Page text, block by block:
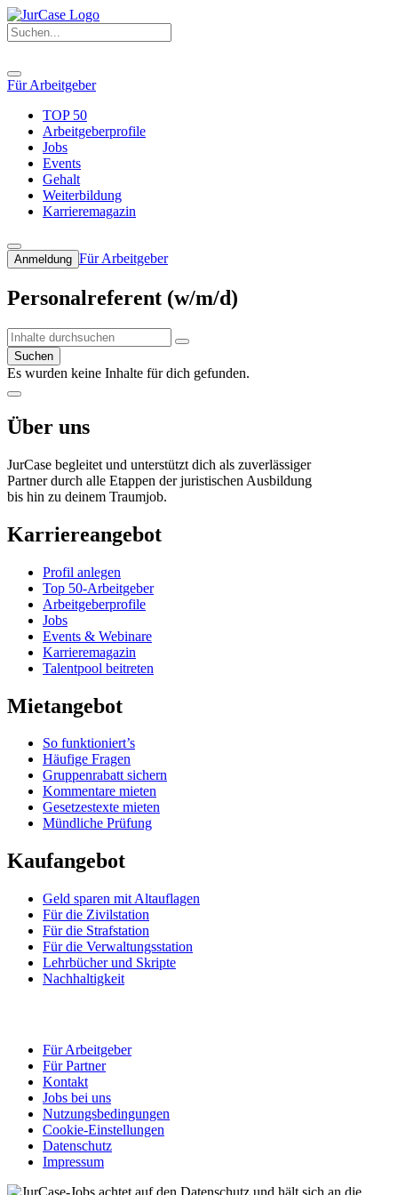
Für Arbeitgeber
TOP 50
Arbeitgeberprofile
Jobs
Events
Gehalt
Weiterbildung
Karrieremagazin
Anmeldung Für Arbeitgeber
Personalreferent (w/m/d)
Suchen
Es wurden keine Inhalte für dich gefunden.
Über uns
JurCase begleitet und unterstützt dich als zuverlässiger
Partner durch alle Etappen der juristischen Ausbildung
bis hin zu deinem Traumjob.
Karriereangebot
Profil anlegen
Top 50-Arbeitgeber
Arbeitgeberprofile
Jobs
Events & Webinare
Karrieremagazin
Talentpool beitreten
Mietangebot
So funktioniert’s
Häufige Fragen
Gruppenrabatt sichern
Kommentare mieten
Gesetzestexte mieten
Mündliche Prüfung
Kaufangebot
Geld sparen mit Altauflagen
Für die Zivilstation
Für die Strafstation
Für die Verwaltungsstation
Lehrbücher und Skripte
Nachhaltigkeit
Für Arbeitgeber
Für Partner
Kontakt
Jobs bei uns
Nutzungsbedingungen
Cookie-Einstellungen
Datenschutz
Impressum